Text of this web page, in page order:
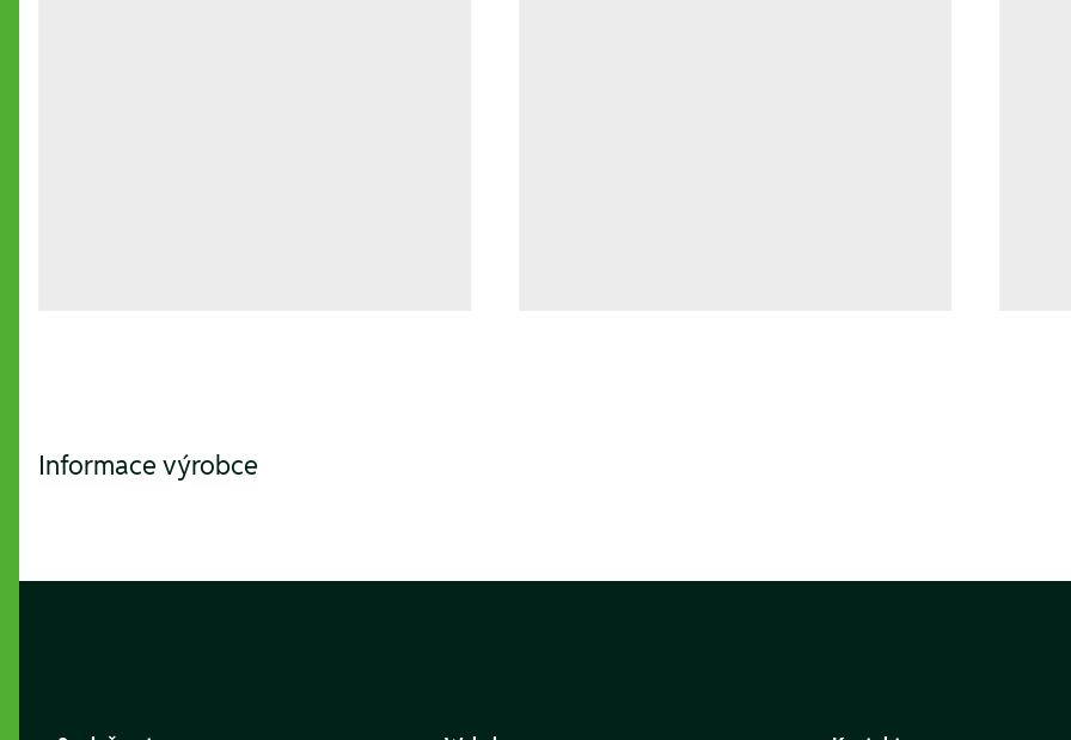
Informace výrobce